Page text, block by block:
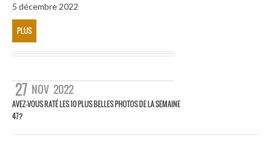
5 décembre 2022
PLUS
27 NOV 2022
AVEZ-VOUS RATÉ LES 10 PLUS BELLES PHOTOS DE LA SEMAINE
47?